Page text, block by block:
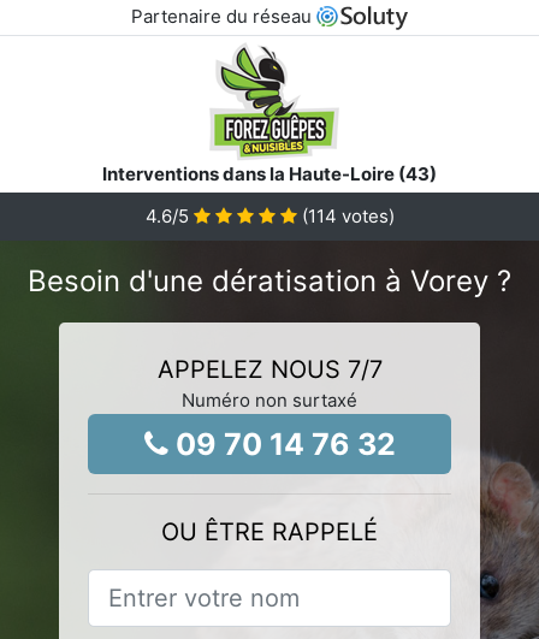
Partenaire du réseau
Interventions dans la Haute-Loire (43)
4.6/5 (114 votes)
Besoin d'une dératisation à Vorey ?
APPELEZ NOUS 7/7
Numéro non surtaxé
09 70 14 76 32
OU ÊTRE RAPPELÉ